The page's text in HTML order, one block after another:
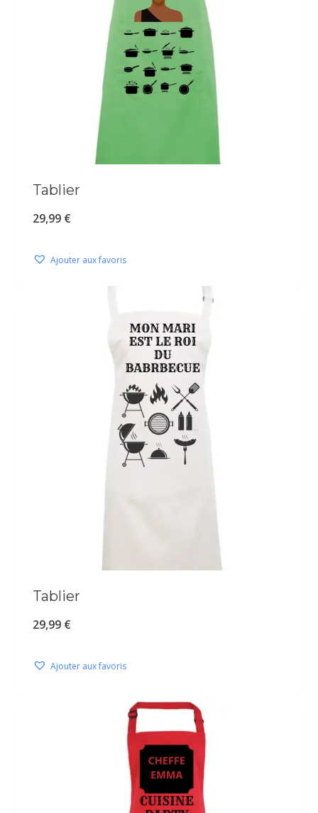
Tablier
29,99 €
Ajouter aux favoris
Tablier
29,99 €
Ajouter aux favoris